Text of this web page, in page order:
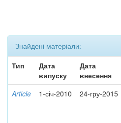
Знайдені матеріали:
Тип
Дата
випуску
Дата
внесення
Article 1-січ-2010 24-гру-2015